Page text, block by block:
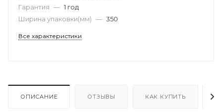
Гарантия — 1 год
Ширина упаковки(мм) — 350
Все характеристики
ОПИСАНИЕ ОТЗЫВЫ КАК КУПИТЬ